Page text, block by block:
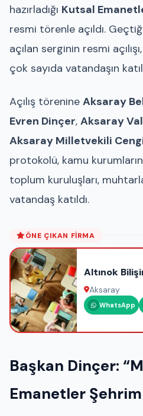
hazırladığı Kutsal
resmi törenle açıldı.
açılan serginin resmi
çok sayıda vatandaşın
Açılış törenine Aksaray
Evren Dinçer, Aksaray
Aksaray Milletvekili
protokolü, kamu
toplum kuruluşları,
vatandaş katıldı.
ÖNE ÇIKAN FIRMA
Altınok
Akademisi
Aksaray
WhatsApp
Başkan Dinçer:
Emanetler